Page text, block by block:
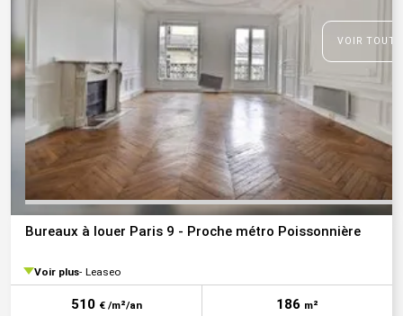
VOIR
Bureaux à louer Paris 9 - Proche métro Poissonnière
Voir plus Leaseo
510 € /m²/an 186 m²